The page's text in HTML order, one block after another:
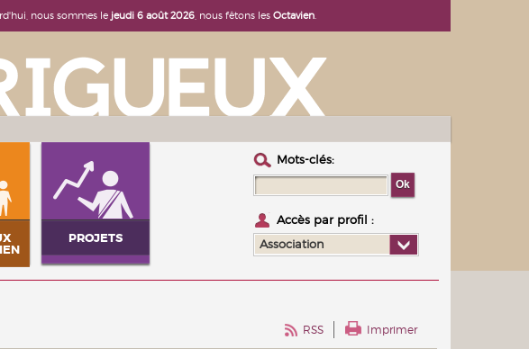
nous sommes le jeudi 6 août 2026, nous fêtons les Octavien.
PROJETS
Mots-clés :
Accès par profil :
Association
RSS Imprimer